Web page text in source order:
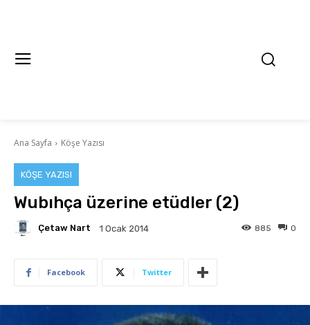
Ana Sayfa Köşe Yazısı
KÖŞE YAZISI
Wubıhça üzerine etüdler (2)
Çetaw Nart 1 Ocak 2014 0
885
Facebook Twitter